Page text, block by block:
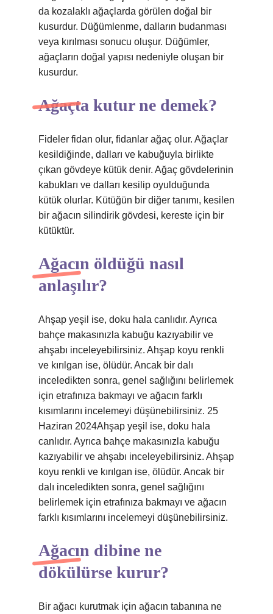
da kozalaklı ağaçlarda görülen doğal bir
kusurdur. Düğümlenme, dalların budanması
veya kırılması sonucu oluşur. Düğümler,
ağaçların doğal yapısı nedeniyle oluşan bir
kusurdur.
Ağaçta kutur ne demek?
Fideler fidan olur, fidanlar ağaç olur. Ağaçlar
kesildiğinde, dalları ve kabuğuyla birlikte
çıkan gövdeye kütük denir. Ağaç gövdelerinin
kabukları ve dalları kesilip oyulduğunda
kütük olurlar. Kütüğün bir diğer tanımı, kesilen
bir ağacın silindirik gövdesi, kereste için bir
kütüktür.
Ağacın öldüğü nasıl
anlaşılır?
Ahşap yeşil ise, doku hala canlıdır. Ayrıca
bahçe makasınızla kabuğu kazıyabilir ve
ahşabı inceleyebilirsiniz. Ahşap koyu renkli
ve kırılgan ise, ölüdür. Ancak bir dalı
inceledikten sonra, genel sağlığını belirlemek
için etrafınıza bakmayı ve ağacın farklı
kısımlarını incelemeyi düşünebilirsiniz. 25
Haziran 2024Ahşap yeşil ise, doku hala
canlıdır. Ayrıca bahçe makasınızla kabuğu
kazıyabilir ve ahşabı inceleyebilirsiniz. Ahşap
koyu renkli ve kırılgan ise, ölüdür. Ancak bir
dalı inceledikten sonra, genel sağlığını
belirlemek için etrafınıza bakmayı ve ağacın
farklı kısımlarını incelemeyi düşünebilirsiniz.
Ağacın dibine ne
dökülürse kurur?
Bir ağacı kurutmak için ağacın tabanına ne